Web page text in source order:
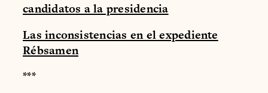
candidatos a la presidencia
Las inconsistencias en el expediente
Rébsamen
***